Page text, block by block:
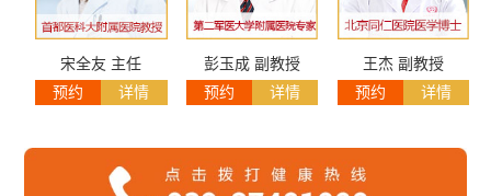
宋全友 主任
预约
详情
彭玉成 副教授
预约
详情
王杰 副教授
预约
详情